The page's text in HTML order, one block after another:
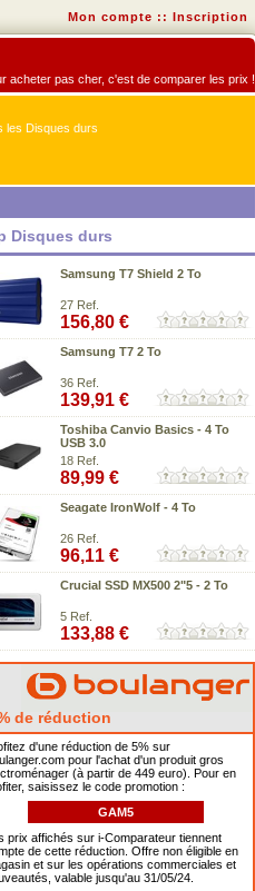
Mon compte :: Inscription
acheter pas cher, c'est de comparer les prix !
les Disques durs
Disques durs
Samsung T7 Shield 2 To
27 Ref.
156,80 €
Samsung T7 2 To
36 Ref.
139,91 €
Toshiba Canvio Basics - 4 To
USB 3.0
18 Ref.
89,99 €
Seagate IronWolf - 4 To
26 Ref.
96,11 €
Crucial SSD MX500 2"5 - 2 To
5 Ref.
133,88 €
de réduction
d'une réduction de 5% sur
pour l'achat d'un produit gros
(à partir de 449 euro). Pour en
saisissez le code promotion :
GAM5
prix affichés sur i-Comparateur tiennent
de cette réduction. Offre non éligible en
et sur les opérations commerciales et
valable jusqu'au 31/05/24.